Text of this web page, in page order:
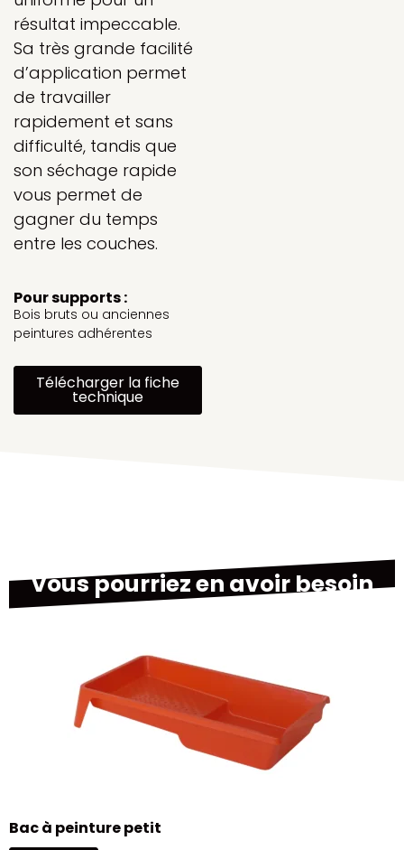
résultat impeccable.
Sa très grande facilité
d’application permet
de travailler
rapidement et sans
difficulté, tandis que
son séchage rapide
vous permet de
gagner du temps
entre les couches.
Pour supports :
Bois bruts ou anciennes
peintures adhérentes
Télécharger la fiche
technique
Vous pourriez en avoir besoin
Bac à peinture petit